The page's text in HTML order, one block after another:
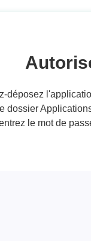
déposez
dossier
le mot de